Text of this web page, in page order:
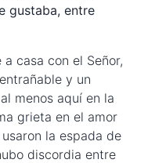
gustaba, entre
casa con el Señor,
y un
menos aquí en la
grieta en el amor
la espada de
discordia entre